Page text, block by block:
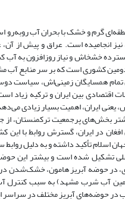
گرم و خشک با بحران آب
انجامیده است. عراق و پیش از آن،
خشخاش و نیاز روزافزون به
کشوری است که بر سر منابع آب
همسایگان زمینی‌اش، سیاست
بین ایران و ترکیه زیاد
یعنی ایران، اهمیت بسیار زیادی
بخش‌های پرجمعیت ترکمنستان، از
در ایران، گسترش روابط با
اسلام تأکید داشته و به دلیل
تشکیل شده است و بیشتر این
حوضه آبریز هامون، خشک‌شدن
آب شرب مشهد) به سبب کنترل آب
در حوضه‌های آبریز مختلف در سراسر